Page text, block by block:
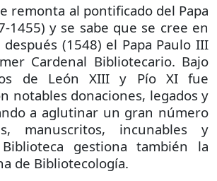
remonta al pontificado del Papa
1455) y se sabe que se cree en
(1548) el Papa Paulo III
Cardenal Bibliotecario. Bajo
de León XIII y Pío XI fue
notables donaciones, legados y
a aglutinar un gran número
manuscritos, incunables y
gestiona también la
de Bibliotecología.